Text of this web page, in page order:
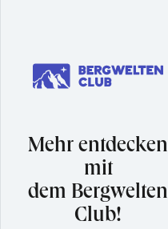
Mehr entdecken
mit
dem Bergwelten
Club!